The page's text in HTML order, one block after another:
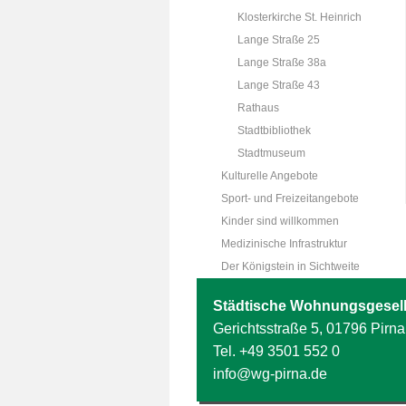
Klosterkirche St. Heinrich
Lange Straße 25
Lange Straße 38a
Lange Straße 43
Rathaus
Stadtbibliothek
Stadtmuseum
Kulturelle Angebote
Sport- und Freizeitangebote
Kinder sind willkommen
Medizinische Infrastruktur
Der Königstein in Sichtweite
Städtische
Gerichtsstraße 5, 01796 Pirna
Tel. +49 3501 552 0
info@wg-pirna.de